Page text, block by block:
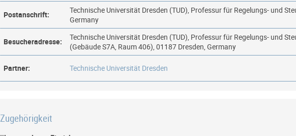
Postanschrift:
Technische Universität Dresden (TUD), Professur für Regelungs- und
Germany
Besucheradresse:
Technische Universität Dresden (TUD), Professur für Regelungs- und
(Gebäude S7A, Raum 406), 01187 Dresden, Germany
Partner: Technische Universität Dresden
Zugehörigkeit